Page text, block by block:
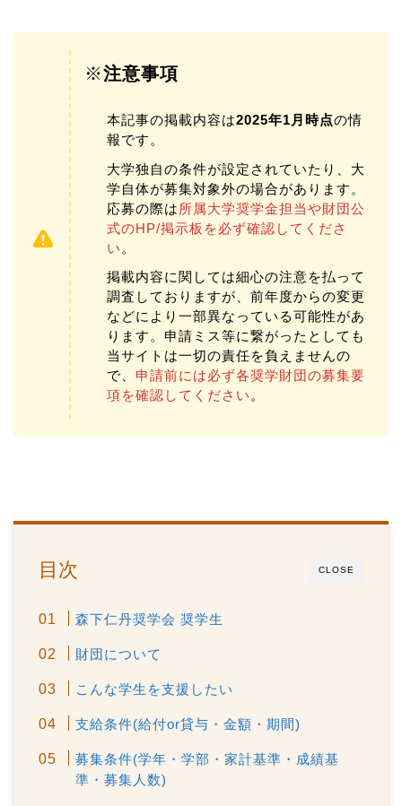
※注意事項
本記事の掲載内容は2025年1月時点の情
報です。
大学独自の条件が設定されていたり、大
学自体が募集対象外の場合があります。
応募の際は 所属大学奨学金担当や財団公
式のHP/掲示板を必ず確認してくださ
い 。
掲載内容に関しては細心の注意を払って
調査しておりますが、前年度からの変更
などにより一部異なっている可能性があ
ります。申請ミス等に繋がったとしても
当サイトは一切の責任を負えませんの
で、 申請前には必ず各奨学財団の募集要
項を確認してください 。
CLOSE
目次
森下仁丹奨学会 奨学生
財団について
こんな学生を支援したい
支給条件(給付or貸与・金額・期間)
募集条件(学年・学部・家計基準・成績基
準・募集人数)